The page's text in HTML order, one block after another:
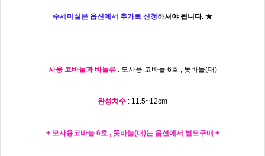
수세미실은 옵션에서 추가로 신청하셔야 됩니다. ★
사용 코바늘과 바늘류: 모사용 코바늘 6호 , 돗바늘(대)
완성치수 : 11.5~12cm
+ 모사용코바늘 6호 , 돗바늘(대)는 옵션에서 별도구매 +